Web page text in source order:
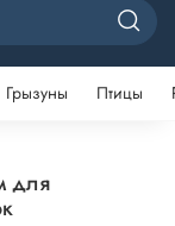
Грызуны Птицы
для